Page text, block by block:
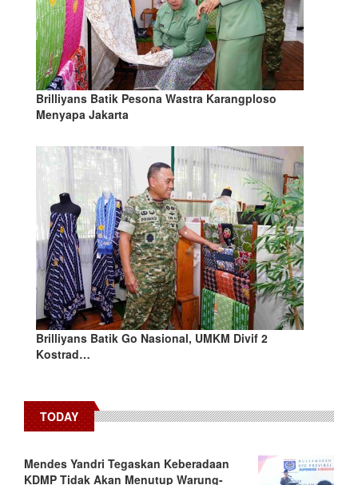
Brilliyans Batik Pesona Wastra Karangploso
Menyapa Jakarta
Brilliyans Batik Go Nasional, UMKM Divif 2
Kostrad…
TODAY
Mendes Yandri Tegaskan Keberadaan
KDMP Tidak Akan Menutup Warung-